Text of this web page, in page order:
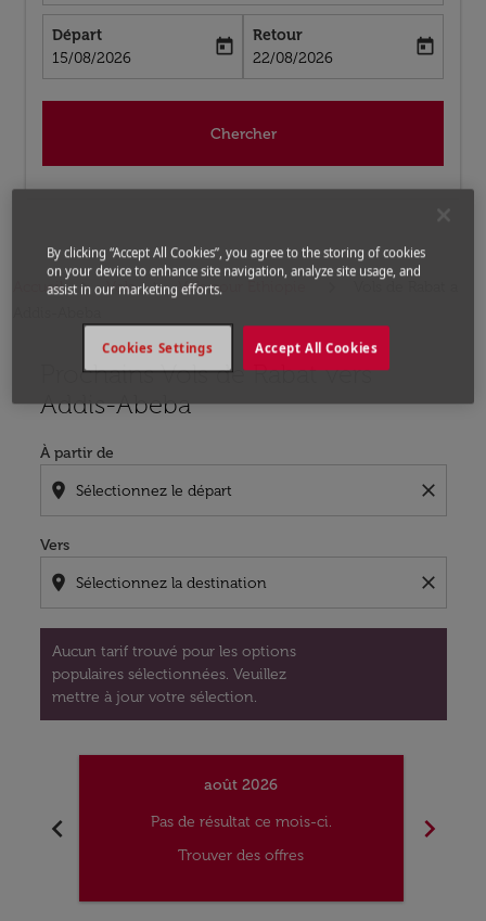
Départ
fc-booking-departure-date-aria-label
15/08/2026
today
Retour
fc-booking-return-date-aria-label
22/08/2026
today
Chercher
Accueil Vols Vols pour Éthiopie
Prochains Vols de Rabat vers
Addis-Abeba
À partir de
location_on close
Vers
location_on close
Aucun tarif trouvé pour les options
populaires sélectionnées. Veuillez
mettre à jour votre sélection.
Aucun tarif trouvé pour les options populaires
chevron_left
août 2026
Pas de résultat ce mois-ci.
Trouver des offres
chevron_right
By clicking “Accept All Cookies”, you agree to the storing of cookies
on your device to enhance site navigation, analyze site usage, and
assist in our marketing efforts.
Accept All Cookies
Cookies Settings